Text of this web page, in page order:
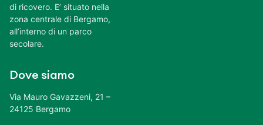
di ricovero. E’ situato nella
zona centrale di Bergamo,
all’interno di un parco
secolare.
Dove siamo
Via Mauro Gavazzeni, 21 –
24125 Bergamo